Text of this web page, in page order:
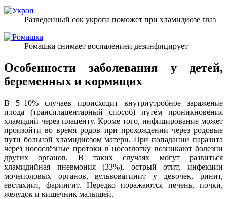
Разведенный сок укропа поможет при хламидиозе глаз
Ромашка снимает воспалениеи дезинфицирует
Особенности заболевания у детей,
беременных и кормящих
В 5–10% случаев происходит внутриутробное заражение
плода (трансплацентарный способ) путём проникновения
хламидий через плаценту. Кроме того, инфицирование может
произойти во время родов при прохождении через родовые
пути больной хламидиозом матери. При попадании паразита
через носослёзные протоки в носоглотку возникают болезни
других органов. В таких случаях могут развиться
хламидийная пневмония (33%), острый отит, инфекции
мочеполовых органов, вульвовагинит у девочек, ринит,
евстахиит, фарингит. Нередко поражаются печень, почки,
желудок и кишечник малышей.